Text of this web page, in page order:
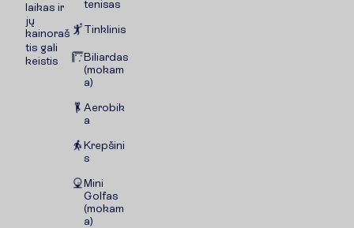
laikas ir
jų
kainoraš
tis gali
keistis
tenisas
Tinklinis
Biliardas
(mokam
a)
Aerobik
a
Krepšini
s
Mini
Golfas
(mokam
a)